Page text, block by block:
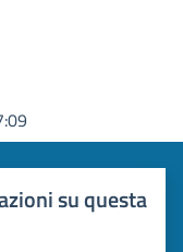
su questa